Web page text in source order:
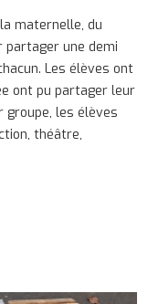
maternelle, du
partager une demi
Les élèves ont
ont pu partager leur
groupe, les élèves
théâtre,